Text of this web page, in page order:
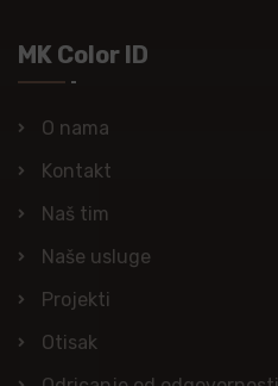
MK Color ID
O nama
Kontakt
Naš tim
Naše usluge
Projekti
Otisak